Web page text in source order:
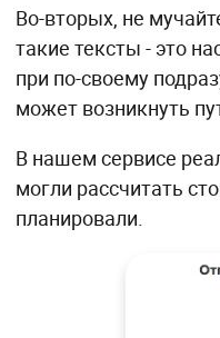
Во-вторых, не
такие тексты - это
при по-своему
может возникнуть
В нашем сервисе
могли рассчитать
планировали.